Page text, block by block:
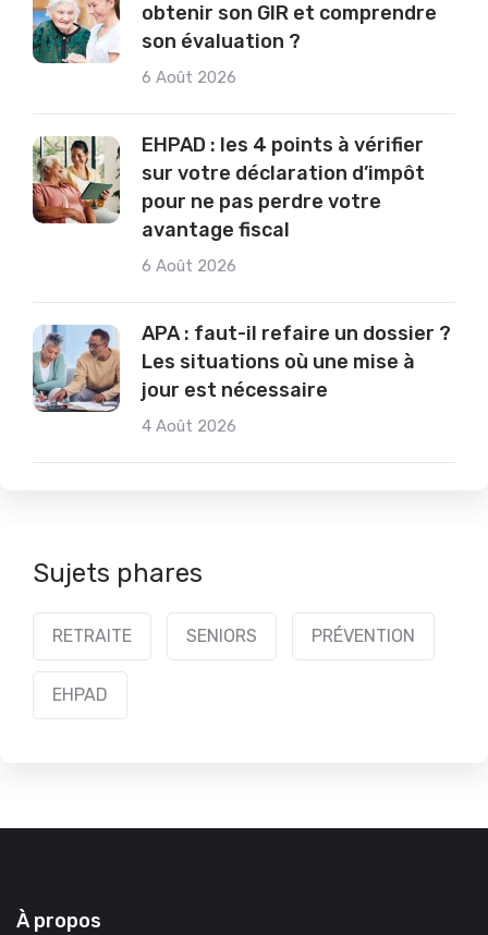
obtenir son GIR et comprendre
son évaluation ?
6 Août 2026
EHPAD : les 4 points à vérifier
sur votre déclaration d’impôt
pour ne pas perdre votre
avantage fiscal
6 Août 2026
APA : faut-il refaire un dossier ?
Les situations où une mise à
jour est nécessaire
4 Août 2026
Sujets phares
RETRAITE SENIORS PRÉVENTION
EHPAD
À propos